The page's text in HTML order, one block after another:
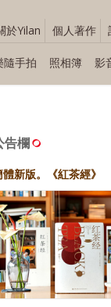
於Yilan 個人著作
隨手拍 照相簿 影
告欄
體新版。《紅茶經》